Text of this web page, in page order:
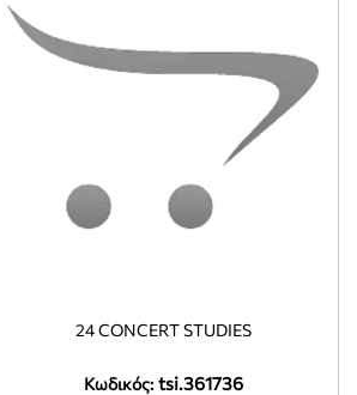
Κωδικός: tsi.361736
24 CONCERT STUDIES